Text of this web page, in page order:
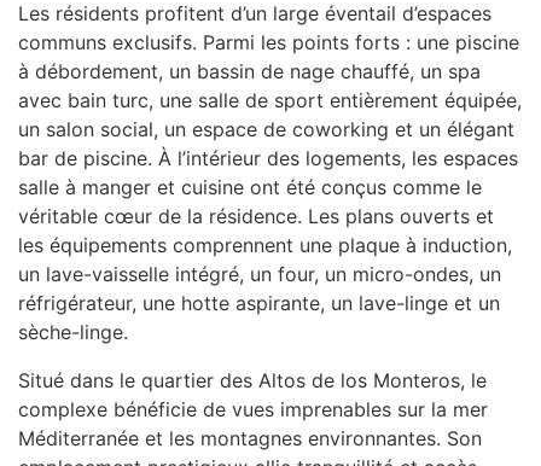
Les résidents profitent d’un large éventail d’espaces
communs exclusifs. Parmi les points forts : une piscine
à débordement, un bassin de nage chauffé, un spa
avec bain turc, une salle de sport entièrement équipée,
un salon social, un espace de coworking et un élégant
bar de piscine. À l’intérieur des logements, les espaces
salle à manger et cuisine ont été conçus comme le
véritable cœur de la résidence. Les plans ouverts et
les équipements comprennent une plaque à induction,
un lave-vaisselle intégré, un four, un micro-ondes, un
réfrigérateur, une hotte aspirante, un lave-linge et un
sèche-linge.
Situé dans le quartier des Altos de los Monteros, le
complexe bénéficie de vues imprenables sur la mer
Méditerranée et les montagnes environnantes. Son